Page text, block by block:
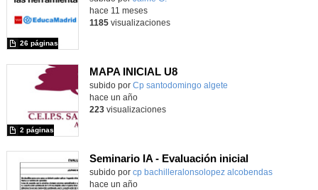
26 páginas
hace 11 meses
1185visualizaciones
MAPA INICIAL U8
Contenido educativo.
subido por Cp santodomingo algete
2 páginas
hace un año
223visualizaciones
Seminario IA - Evaluación inicial
Contenido educativo.
subido por cp bachilleralonsolopez alcobendas-
hace un año